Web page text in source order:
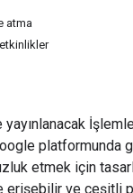
atma
platformunda
etmek için
erişebilir ve çeşitli